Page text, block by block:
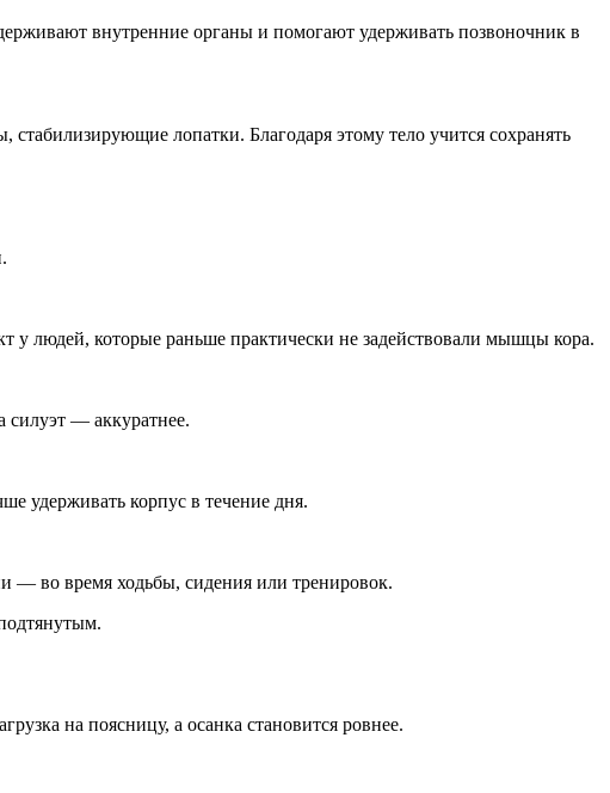
внутренние органы и помогают удерживать позвоночник в
лопатки. Благодаря этому тело учится сохранять
людей, которые раньше практически не задействовали мышцы кора.
силуэт — аккуратнее.
удерживать корпус в течение дня.
— во время ходьбы, сидения или тренировок.
на поясницу, а осанка становится ровнее.